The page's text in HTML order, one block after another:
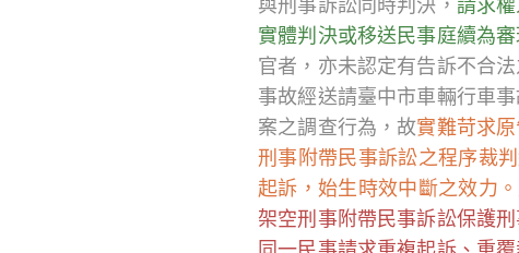
與刑事訴訟同時判決， 請求
實體判決或移送民事庭續為
官者，亦未認定有告訴不合
事故經送請臺中市車輛行車
案之調查行為，故實難苛求
刑事附帶民事訴訟之程序裁
起訴，始生時效中斷之效力。
架空刑事附帶民事訴訟保護